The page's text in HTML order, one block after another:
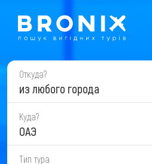
Откуда?
из любого города
Куда?
ОАЭ
Тип тура